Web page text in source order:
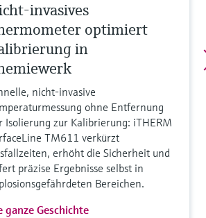
invasives
optimiert
in
nicht-invasive
ohne Entfernung
Isolierung zur Kalibrierung: iTHERM
TM611 verkürzt
erhöht die Sicherheit und
präzise Ergebnisse selbst in
Bereichen.
ganze Geschichte